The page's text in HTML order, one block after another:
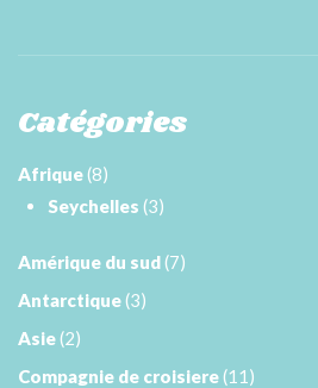
Catégories
Afrique(8)
Seychelles (3)
Amérique du sud(7)
Antarctique(3)
Asie(2)
Compagnie de croisiere(11)